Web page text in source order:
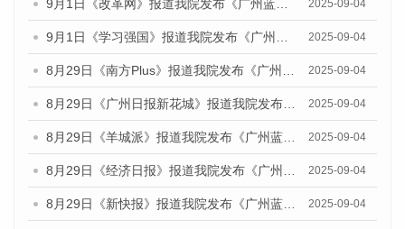
9月1日《改革网》报道我院发布《广州蓝皮书：广州文化产业发展报告（2025）》的媒体文章 2025-09-04
9月1日《学习强国》报道我院发布《广州蓝皮书：广州国际商贸中心发展报告（2025）》的媒体文章 2025-09-04
8月29日《南方Plus》报道我院发布《广州蓝皮书：广州国际商贸中心发展报告（2025）》的媒体文章 2025-09-04
8月29日《广州日报新花城》报道我院发布《广州蓝皮书：广州国际商贸中心发展报告（2025）》的媒体文章 2025-09-04
8月29日《羊城派》报道我院发布《广州蓝皮书：广州国际商贸中心发展报告（2025）》的媒体文章 2025-09-04
8月29日《经济日报》报道我院发布《广州蓝皮书：广州国际商贸中心发展报告（2025）》的媒体文章 2025-09-04
8月29日《新快报》报道我院发布《广州蓝皮书：广州国际商贸中心发展报告（2025）》的媒体文章 2025-09-04